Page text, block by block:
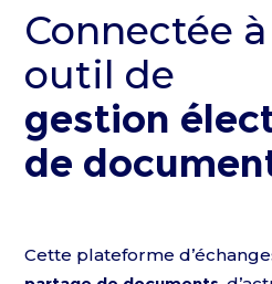
Connectée
outil de
gestion
de
Cette plateforme